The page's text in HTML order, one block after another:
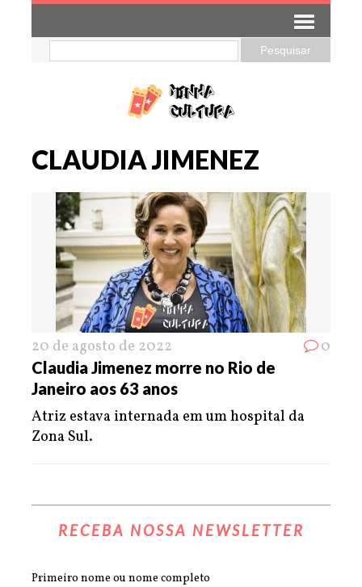
CLAUDIA JIMENEZ
20 de agosto de 2022 0
Claudia Jimenez morre no Rio de
Janeiro aos 63 anos
Atriz estava internada em um hospital da
Zona Sul.
RECEBA NOSSA NEWSLETTER
Primeiro nome ou nome completo